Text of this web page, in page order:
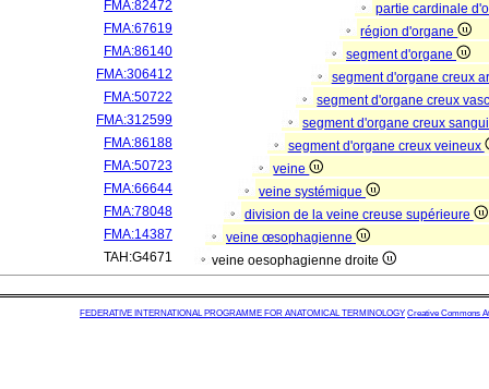
FMA:82472
partie cardinale
FMA:67619
région d'organe
FMA:86140
segment d'organe
FMA:306412
segment d'organe creux
FMA:50722
segment d'organe creux
FMA:312599
segment d'organe creux
FMA:86188
segment d'organe creux veineux
FMA:50723
veine
FMA:66644
veine systémique
FMA:78048
division de la veine creuse supérieure
FMA:14387
veine œsophagienne
TAH:G4671
veine oesophagienne droite
FEDERATIVE INTERNATIONAL PROGRAMME FOR ANATOMICAL TERMINOLOGY Creative Commons